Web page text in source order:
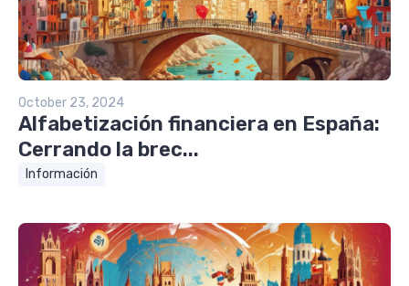
October 23, 2024
Alfabetización financiera en España:
Cerrando la brec...
Información